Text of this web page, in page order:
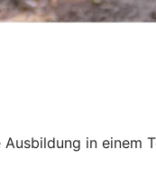
in einem